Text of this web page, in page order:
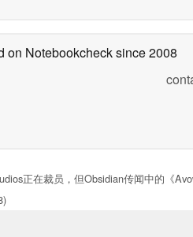
on Notebookchecksince 2008
正在裁员，但Obsidian传闻中的《